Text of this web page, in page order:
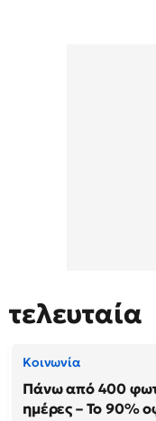
τελευταία
Κοινωνία
Πάνω από 400
ημέρες – Το 90%